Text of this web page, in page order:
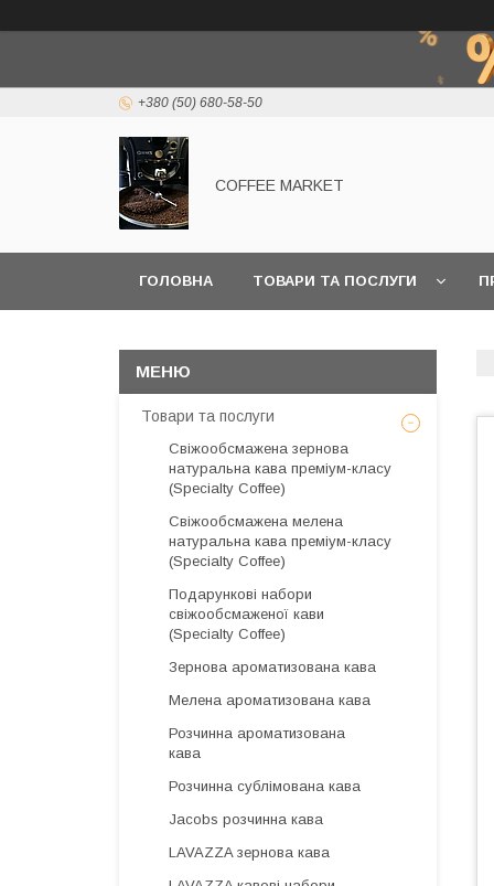
+380 (50) 680-58-50
COFFEE MARKET
ГОЛОВНА ТОВАРИ ТА ПОСЛУГИ
Товари та послуги
Свіжообсмажена зернова
натуральна кава преміум-класу
(Specialty Coffee)
Свіжообсмажена мелена
натуральна кава преміум-класу
(Specialty Coffee)
Подарункові набори
свіжообсмаженої кави
(Specialty Coffee)
Зернова ароматизована кава
Мелена ароматизована кава
Розчинна ароматизована
кава
Розчинна сублімована кава
Jacobs розчинна кава
LAVAZZA зернова кава